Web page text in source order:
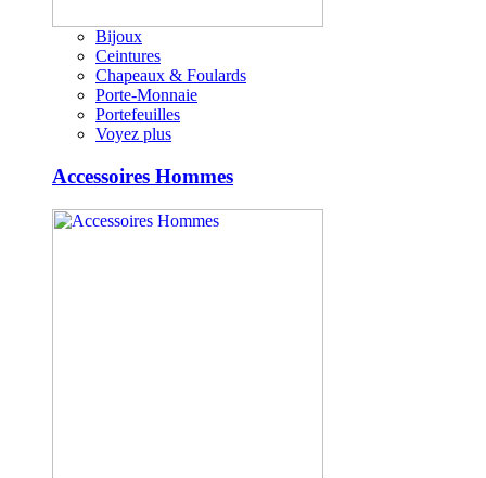
Bijoux
Ceintures
Chapeaux & Foulards
Porte-Monnaie
Portefeuilles
Voyez plus
Accessoires Hommes